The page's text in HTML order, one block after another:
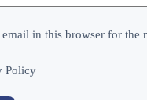
email in this browser for the
Policy